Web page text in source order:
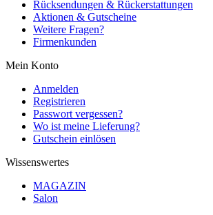
Rücksendungen & Rückerstattungen
Aktionen & Gutscheine
Weitere Fragen?
Firmenkunden
Mein Konto
Anmelden
Registrieren
Passwort vergessen?
Wo ist meine Lieferung?
Gutschein einlösen
Wissenswertes
MAGAZIN
Salon